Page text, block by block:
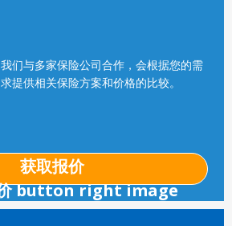
我们与多家保险公司合作，会根据您的需
求提供相关保险方案和价格的比较。
获取报价